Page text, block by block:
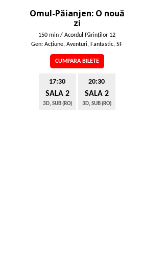
Omul-Păianjen: O nouă
zi
150 min / Acordul Părinţilor 12
Gen: Acţiune, Aventuri, Fantastic, SF
CUMPARA BILETE
17:30
SALA 2
3D, SUB (RO)
20:30
SALA 2
3D, SUB (RO)